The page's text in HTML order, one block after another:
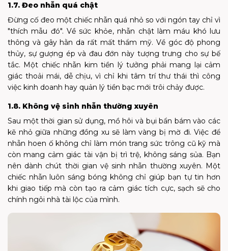
1.7. Đeo nhẫn quá chật
Đừng cố đeo một chiếc nhẫn quá nhỏ so với ngón tay chỉ vì
"thích mẫu đó". Về sức khỏe, nhẫn chật làm máu khó lưu
thông và gây hằn da rất mất thẩm mỹ. Về góc độ phong
thủy, sự gượng ép và đau đớn này tượng trưng cho sự bế
tắc. Một chiếc nhẫn kim tiền lý tưởng phải mang lại cảm
giác thoải mái, dễ chịu, vì chỉ khi tâm trí thư thái thì công
việc kinh doanh hay quản lý tiền bạc mới trôi chảy được.
1.8. Không vệ sinh nhẫn thường xuyên
Sau một thời gian sử dụng, mồ hôi và bụi bẩn bám vào các
kẽ nhỏ giữa những đồng xu sẽ làm vàng bị mờ đi. Việc để
nhẫn hoen ố không chỉ làm món trang sức trông cũ kỹ mà
còn mang cảm giác tài vận bị trì trệ, không sáng sủa. Bạn
nên dành chút thời gian vệ sinh nhẫn thường xuyên. Một
chiếc nhẫn luôn sáng bóng không chỉ giúp bạn tự tin hơn
khi giao tiếp mà còn tạo ra cảm giác tích cực, sạch sẽ cho
chính ngôi nhà tài lộc của mình.